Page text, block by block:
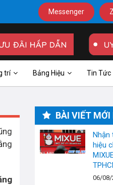
Messenger
trí Bảng Hiệu Tin Tức
BÀI VIẾT
Nhận
hiệu
06/08/